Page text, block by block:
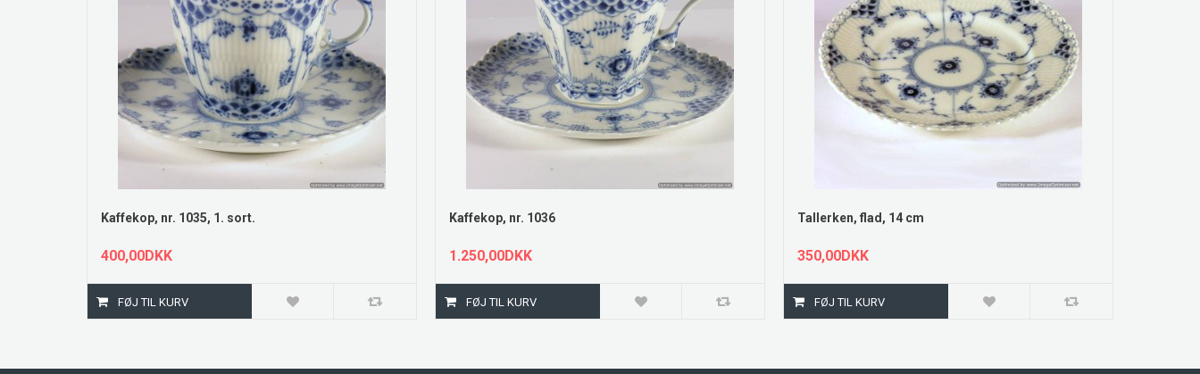
Kaffekop, nr. 1035, 1. sort.
400,00DKK
Kaffekop, nr. 1036
1.250,00DKK
Tallerken, flad, 14 cm
350,00DKK